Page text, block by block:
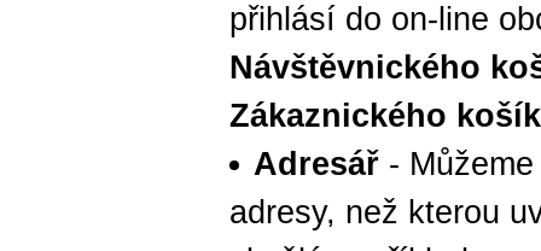
přihlásí do on-line
Návštěvnického
Zákaznického
Adresář -
adresy, než kterou